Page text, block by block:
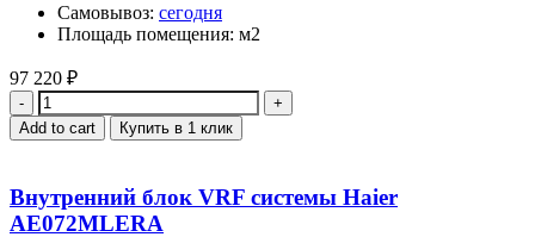
Самовывоз: сегодня
Площадь помещения: м2
97 220 ₽
Quantity
Add to cart Купить в 1 клик
Внутренний блок VRF системы Haier
AE072MLERA